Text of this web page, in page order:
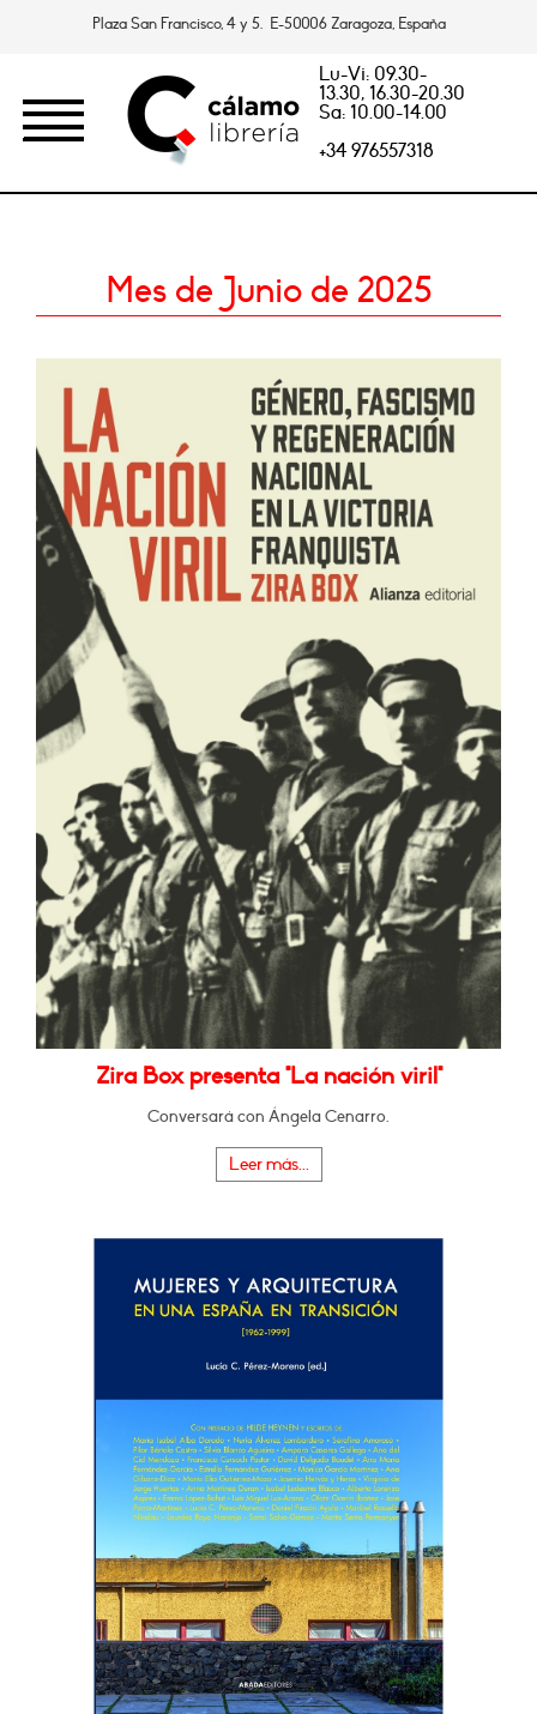
Plaza San Francisco, 4 y 5. E-50006 Zaragoza, España
Lu-Vi: 09.30-
13.30, 16.30-20.30
Sa: 10.00-14.00
+34 976557318
Mes de Junio de 2025
Zira Box presenta "La nación viril"
Conversará con Ángela Cenarro.
Leer más...